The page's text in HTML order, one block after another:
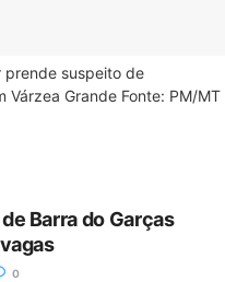
prende suspeito de
Várzea Grande Fonte: PM/MT
Barra do Garças
0